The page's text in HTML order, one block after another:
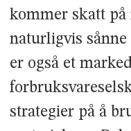
kommer skatt
naturligvis sånne
er også et
strategier på å